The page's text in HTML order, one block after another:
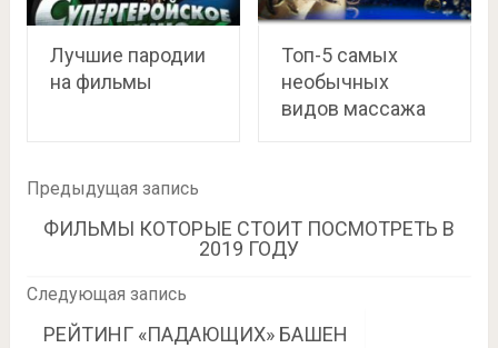
Лучшие пародии
на фильмы
Топ-5 самых
необычных
видов массажа
Предыдущая запись
ФИЛЬМЫ КОТОРЫЕ СТОИТ ПОСМОТРЕТЬ В
2019 ГОДУ
Следующая запись
РЕЙТИНГ «ПАДАЮЩИХ» БАШЕН